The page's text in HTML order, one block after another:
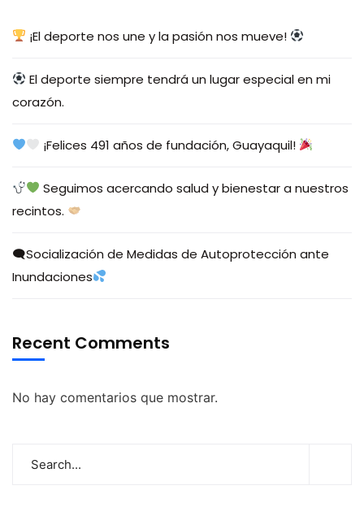
¡El deporte nos une y la pasión nos mueve!
El deporte siempre tendrá un lugar especial en mi
corazón.
¡Felices 491 años de fundación, Guayaquil!
Seguimos acercando salud y bienestar a nuestros
recintos.
🗨Socialización de Medidas de Autoprotección ante
Inundaciones
Recent Comments
No hay comentarios que mostrar.